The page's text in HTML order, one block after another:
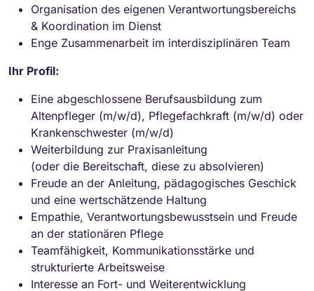
Organisation des eigenen Verantwortungsbereichs
& Koordination im Dienst
Enge Zusammenarbeit im interdisziplinären Team
Ihr Profil:
Eine abgeschlossene Berufsausbildung zum
Altenpfleger (m/w/d), Pflegefachkraft (m/w/d) oder
Krankenschwester (m/w/d)
Weiterbildung zur Praxisanleitung
(oder die Bereitschaft, diese zu absolvieren)
Freude an der Anleitung, pädagogisches Geschick
und eine wertschätzende Haltung
Empathie, Verantwortungsbewusstsein und Freude
an der stationären Pflege
Teamfähigkeit, Kommunikationsstärke und
strukturierte Arbeitsweise
Interesse an Fort- und Weiterentwicklung